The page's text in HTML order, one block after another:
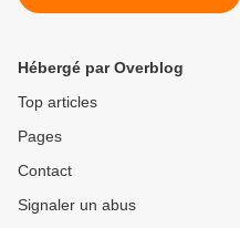
Hébergé par Overblog
Top articles
Pages
Contact
Signaler un abus